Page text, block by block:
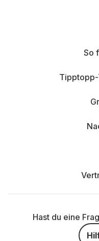
So
Hast du eine